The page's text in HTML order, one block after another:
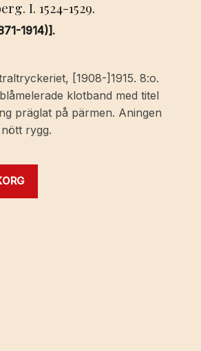
I. 1524-1529.
1914)].
[1908-]1915. 8:o.
klotband med titel
präglat på pärmen. Aningen
rygg.